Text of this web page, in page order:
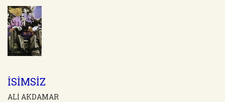
İSİMSİZ
ALİ AKDAMAR